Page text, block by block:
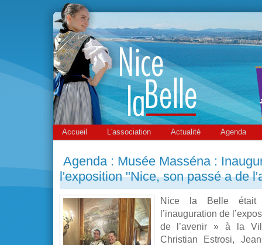
Accueil L'association Actualité Agenda
Agenda : Musée Masséna :
l'exposition "Nice, son passé a de
Nice la Belle
l’inauguration de
de l’avenir » à la
Christian Estrosi,